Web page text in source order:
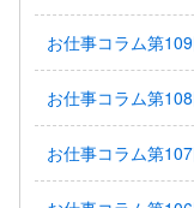
お仕事コラム第
お仕事コラム第
お仕事コラム第